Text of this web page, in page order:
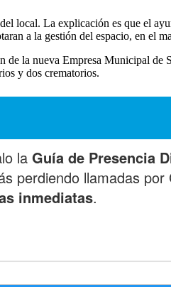
local. La explicación es que el
a la gestión del espacio, en el
de la nueva Empresa Municipal
y dos crematorios.